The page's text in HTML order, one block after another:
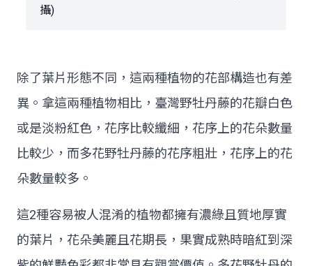
攝)
除了葉片形態不同，這兩種植物的花部構造也有差
異。拿這兩種植物相比，臺灣野牡丹藤的花瓣白色
或是淡粉紅色，花序比較纖細，花序上的花朵數量
比較少，而多花野牡丹藤的花序粗壯，花序上的花
朵數量較多。
這2種容易被人混淆的植物都擁有濃綠且質地厚實
的葉片，花朵美麗且花期長，果實成熟時暗紅到深